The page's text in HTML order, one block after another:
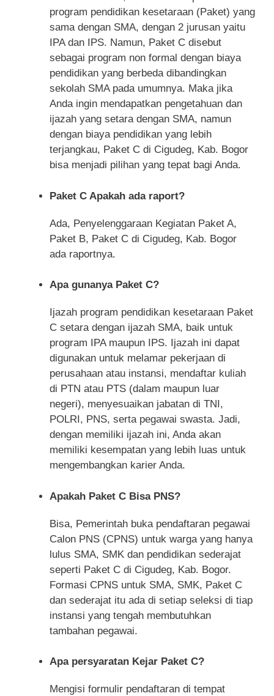
program pendidikan kesetaraan (Paket) yang
sama dengan SMA, dengan 2 jurusan yaitu
IPA dan IPS. Namun, Paket C disebut
sebagai program non formal dengan biaya
pendidikan yang berbeda dibandingkan
sekolah SMA pada umumnya. Maka jika
Anda ingin mendapatkan pengetahuan dan
ijazah yang setara dengan SMA, namun
dengan biaya pendidikan yang lebih
terjangkau, Paket C di Cigudeg, Kab. Bogor
bisa menjadi pilihan yang tepat bagi Anda.
Paket C Apakah ada raport?
Ada, Penyelenggaraan Kegiatan Paket A,
Paket B, Paket C di Cigudeg, Kab. Bogor
ada raportnya.
Apa gunanya Paket C?
Ijazah program pendidikan kesetaraan Paket
C setara dengan ijazah SMA, baik untuk
program IPA maupun IPS. Ijazah ini dapat
digunakan untuk melamar pekerjaan di
perusahaan atau instansi, mendaftar kuliah
di PTN atau PTS (dalam maupun luar
negeri), menyesuaikan jabatan di TNI,
POLRI, PNS, serta pegawai swasta. Jadi,
dengan memiliki ijazah ini, Anda akan
memiliki kesempatan yang lebih luas untuk
mengembangkan karier Anda.
Apakah Paket C Bisa PNS?
Bisa, Pemerintah buka pendaftaran pegawai
Calon PNS (CPNS) untuk warga yang hanya
lulus SMA, SMK dan pendidikan sederajat
seperti Paket C di Cigudeg, Kab. Bogor.
Formasi CPNS untuk SMA, SMK, Paket C
dan sederajat itu ada di setiap seleksi di tiap
instansi yang tengah membutuhkan
tambahan pegawai.
Apa persyaratan Kejar Paket C?
Mengisi formulir pendaftaran di tempat